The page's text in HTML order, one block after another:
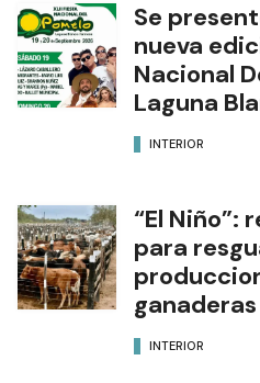
Se
nueva
Nacional
Laguna
INTERIOR
“El Niño”:
para
ganaderas
INTERIOR